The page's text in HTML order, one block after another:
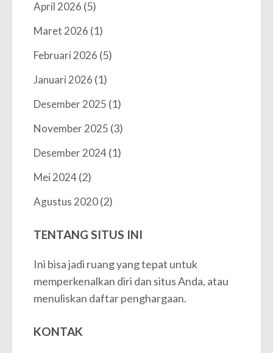
April 2026 (5)
Maret 2026 (1)
Februari 2026 (5)
Januari 2026 (1)
Desember 2025 (1)
November 2025 (3)
Desember 2024(1)
Mei 2024(2)
Agustus 2020(2)
TENTANG SITUS INI
Ini bisa jadi ruang yang tepat untuk
memperkenalkan diri dan situs Anda, atau
menuliskan daftar penghargaan.
KONTAK